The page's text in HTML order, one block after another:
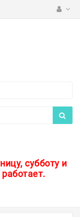
субботу и